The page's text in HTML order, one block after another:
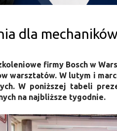
dla
firmy Bosch w
warsztatów. W lutym i
W poniższej tabeli
na najbliższe tygodnie.